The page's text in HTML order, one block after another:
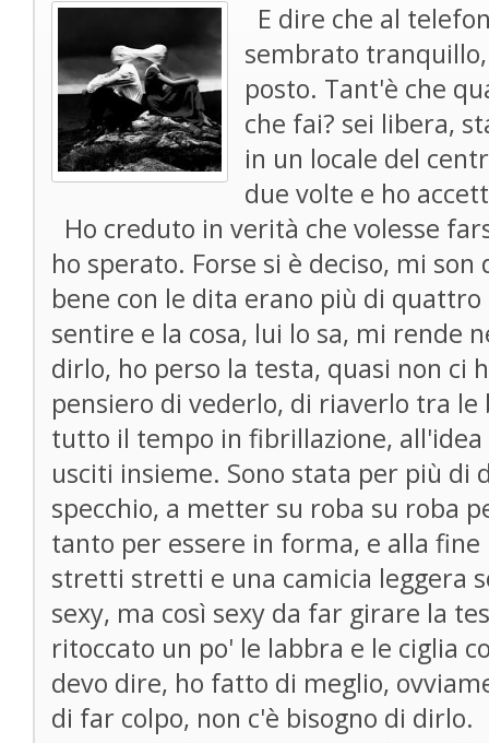
E dire che al
sembrato
posto. Tant'è che
che fai? sei libera,
in un locale del
due volte e ho
Ho creduto in verità che volesse
ho sperato. Forse si è deciso, mi
bene con le dita erano più di
sentire e la cosa, lui lo sa, mi rende
dirlo, ho perso la testa, quasi non ci
pensiero di vederlo, di riaverlo tra le
tutto il tempo in fibrillazione,
usciti insieme. Sono stata per più di
specchio, a metter su roba su roba
tanto per essere in forma, e alla
stretti stretti e una camicia leggera
sexy, ma così sexy da far girare la
ritoccato un po' le labbra e le ciglia
devo dire, ho fatto di meglio,
di far colpo, non c'è bisogno di dirlo.